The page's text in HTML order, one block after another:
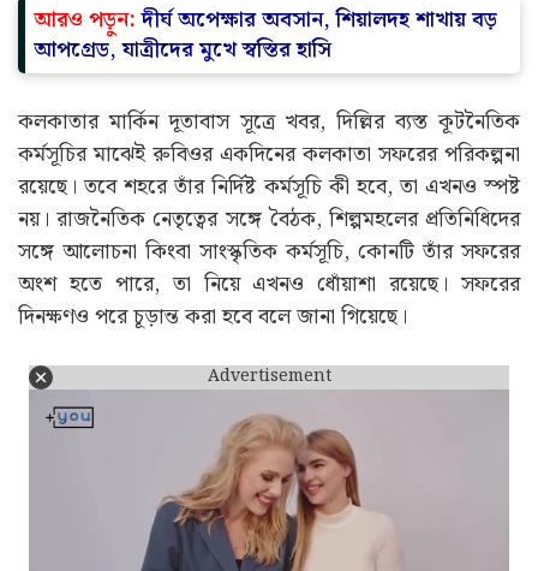
আরও পড়ুন:দীর্ঘ অপেক্ষার অবসান, শিয়ালদহ শাখায় বড়
আপগ্রেড, যাত্রীদের মুখে স্বস্তির হাসি
কলকাতার মার্কিন দূতাবাস সূত্রে খবর, দিল্লির ব্যস্ত কূটনৈতিক
কর্মসূচির মাঝেই রুবিওর একদিনের কলকাতা সফরের পরিকল্পনা
রয়েছে। তবে শহরে তাঁর নির্দিষ্ট কর্মসূচি কী হবে, তা এখনও স্পষ্ট
নয়। রাজনৈতিক নেতৃত্বের সঙ্গে বৈঠক, শিল্পমহলের প্রতিনিধিদের
সঙ্গে আলোচনা কিংবা সাংস্কৃতিক কর্মসূচি, কোনটি তাঁর সফরের
অংশ হতে পারে, তা নিয়ে এখনও ধোঁয়াশা রয়েছে। সফরের
দিনক্ষণও পরে চূড়ান্ত করা হবে বলে জানা গিয়েছে।
Advertisement